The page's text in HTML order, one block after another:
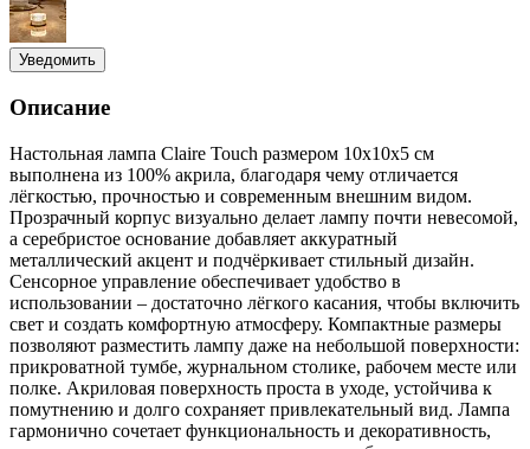
Уведомить
Описание
Настольная лампа Claire Touch размером 10x10x5 см
выполнена из 100% акрила, благодаря чему отличается
лёгкостью, прочностью и современным внешним видом.
Прозрачный корпус визуально делает лампу почти невесомой,
а серебристое основание добавляет аккуратный
металлический акцент и подчёркивает стильный дизайн.
Сенсорное управление обеспечивает удобство в
использовании – достаточно лёгкого касания, чтобы включить
свет и создать комфортную атмосферу. Компактные размеры
позволяют разместить лампу даже на небольшой поверхности:
прикроватной тумбе, журнальном столике, рабочем месте или
полке. Акриловая поверхность проста в уходе, устойчива к
помутнению и долго сохраняет привлекательный вид. Лампа
гармонично сочетает функциональность и декоративность,